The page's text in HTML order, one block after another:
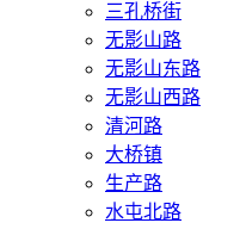
三孔桥街
无影山路
无影山东路
无影山西路
清河路
大桥镇
生产路
水屯北路